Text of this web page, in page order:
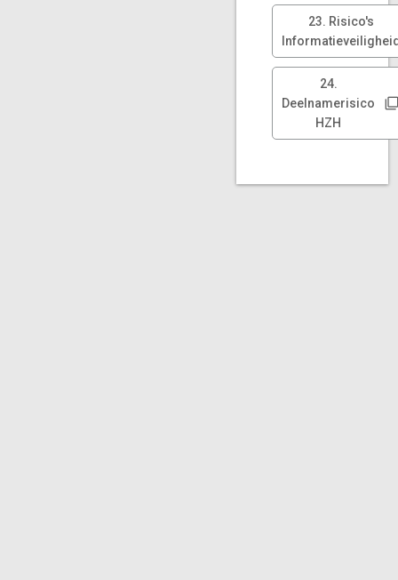
23. Risico's
24.
Deelnamerisico
HZH